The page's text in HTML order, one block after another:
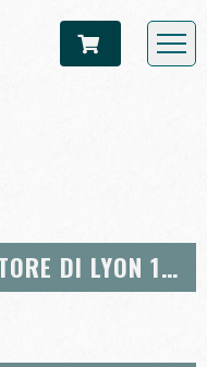
INCONTRO CON IL CREATORE DI LYON 1700